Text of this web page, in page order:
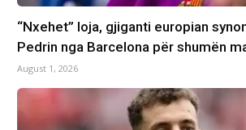
“Nxehet” loja, gjiganti europian
Pedrin nga Barcelona për shumën
August 1, 2026